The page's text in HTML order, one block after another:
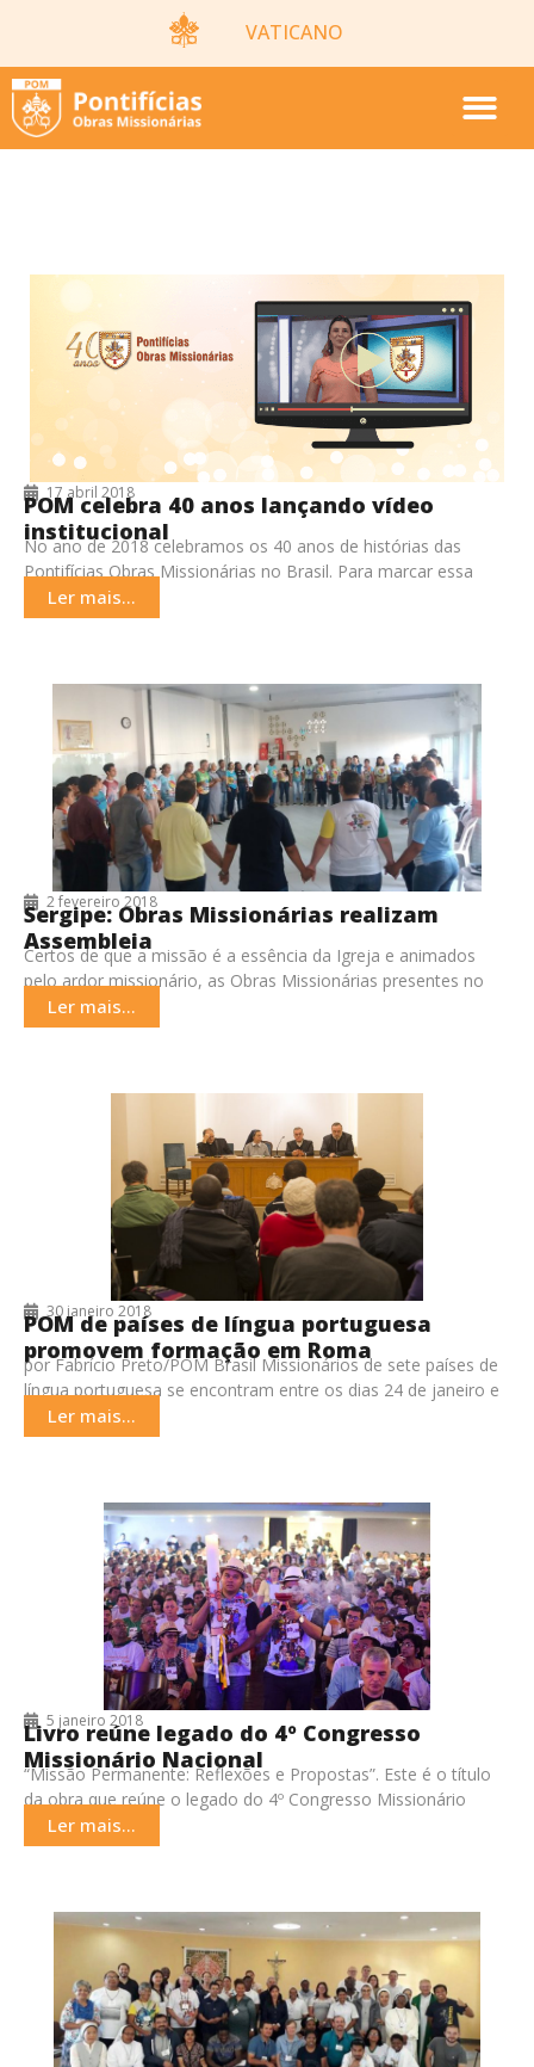
VATICANO
17 abril 2018
POM celebra 40 anos lançando vídeo
institucional
No ano de 2018 celebramos os 40 anos de histórias das
Pontifícias Obras Missionárias no Brasil. Para marcar essa
data importante na vida da
Ler mais...
2 fevereiro 2018
Sergipe: Obras Missionárias realizam
Assembleia
Certos de que a missão é a essência da Igreja e animados
pelo ardor missionário, as Obras Missionárias presentes no
estado de Sergipe reuniram-se
Ler mais...
30 janeiro 2018
POM de países de língua portuguesa
promovem formação em Roma
por Fabrício Preto/POM Brasil Missionários de sete países de
língua portuguesa se encontram entre os dias 24 de janeiro e
2 de fevereiro, no
Ler mais...
5 janeiro 2018
Livro reúne legado do 4º Congresso
Missionário Nacional
“Missão Permanente: Reflexões e Propostas”. Este é o título
da obra que reúne o legado do 4º Congresso Missionário
Nacional, realizado em Recife nos
Ler mais...